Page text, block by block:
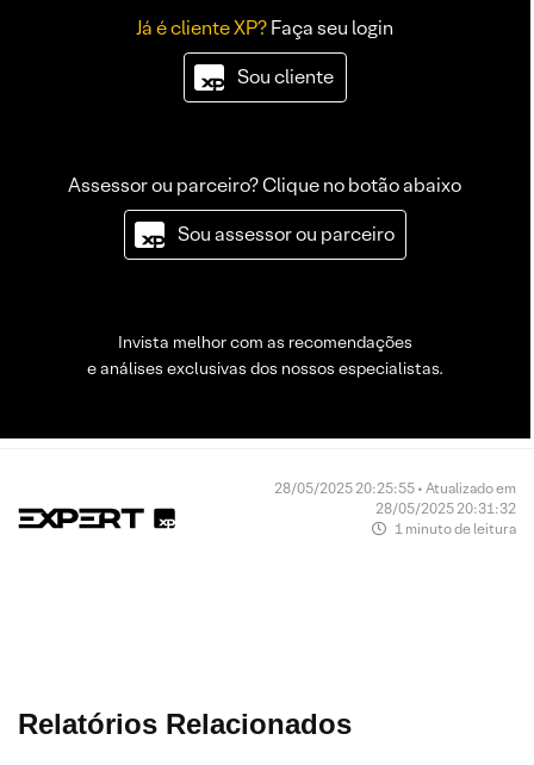
Já é cliente XP?Faça seu login
Sou cliente
Assessor ou parceiro? Clique no botão abaixo
Sou assessor ou parceiro
Invista melhor com as recomendações
e análises exclusivas dos nossos especialistas.
28/05/2025 20:25:55 • Atualizado em
28/05/2025 20:31:32
1 minuto de leitura
Relatórios Relacionados